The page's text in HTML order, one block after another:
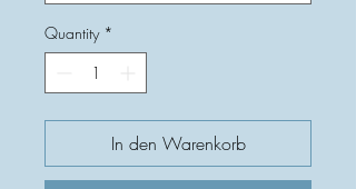
Quantity *
In den Warenkorb